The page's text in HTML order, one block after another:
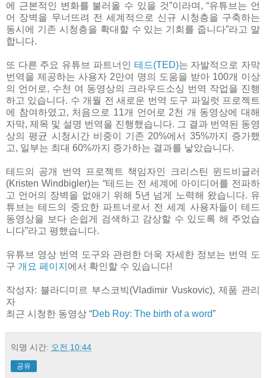
에 근본적인 변화를 불러올 수 있을 것”이라며, “유튜브는 언
어 장벽을 무너뜨려 전 세계적으로 신규 시청층을 구축하는
동시에 기존 시청층을 확대할 수 있는 기회를 줍니다”라고 말
합니다.
또 다른 주요 유튜브 파트너인 테드(TED)는 자발적으로 자막
번역을 제공하는 사용자 2만여 명의 도움을 받아 100개 이상
의 언어로, 수천 여 동영상의 크라우드소싱 번역 작업을 진행
하고 있습니다. 수 개월 전 새로운 번역 도구 파일럿 프로젝트
에 참여하였고, 처음으로 11개 언어로 2천 개 동영상에 대해
자막, 제목 및 설명 번역을 진행했습니다. 그 결과 번역된 동영
상의 평균 시청시간 비중이 기존 20%에서 35%까지 증가했
고, 일부는 최대 60%까지 증가하는 결과를 낳았습니다.
테드의 공개 번역 프로젝트 책임자인 크리스틴 윈드비글러
(Kristen Windbigler)는 “테드는 전 세계에 아이디어를 전파하
고 언어의 장벽을 없애기 위해 5년 넘게 노력해 왔습니다. 유
튜브는 테드의 중요한 파트너로서 전 세계 사용자들이 테드
동영상을 보다 손쉽게 검색하고 감상할 수 있도록 해 주었습
니다”라고 평했습니다.
유튜브 영상 번역 도구와 관련한 더욱 자세한 정보는 번역 도
구 개요 페이지 에서 확인할 수 있습니다!
작성자: 블라디미르 부스코빅(Vladimir Vuskovic), 제품 관리
자
최근 시청한 동영상 “Deb Roy: The birth of a word”
익명 시간: 오전 10:44
공유